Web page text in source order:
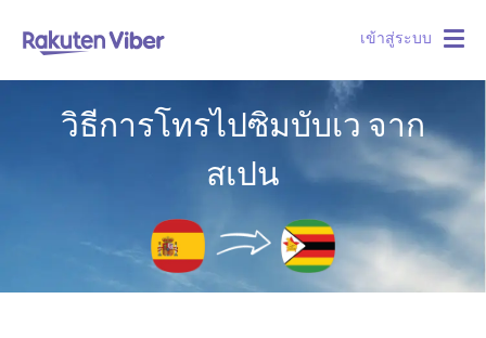
เข้าสู่ระบบ
วิธีการโทรไปซิมบับเว จาก
สเปน